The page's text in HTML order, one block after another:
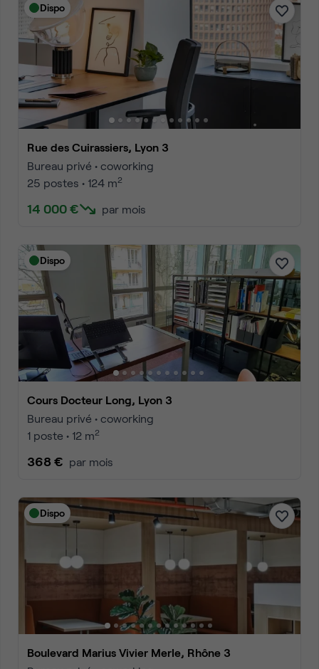
Dispo
Rue des Cuirassiers, Lyon 3
Bureau privé • coworking
25 postes • 124 m2
14 000 € par mois
Dispo
Cours Docteur Long, Lyon 3
Bureau privé • coworking
1 poste • 12 m2
368 € par mois
Dispo
Boulevard Marius Vivier Merle, Rhône 3